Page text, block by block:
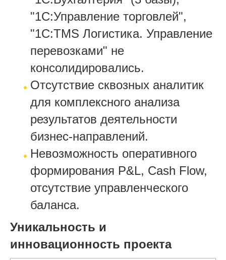
"1С:Управление торговлей",
"1С:TMS Логистика. Управление
перевозками" не
консолидировались.
Отсутствие сквозных аналитик
для комплексного анализа
результатов деятельности
бизнес-направлений.
Невозможность оперативного
формирования P&L, Cash Flow,
отсутствие управленческого
баланса.
Уникальность и
инновационность проекта